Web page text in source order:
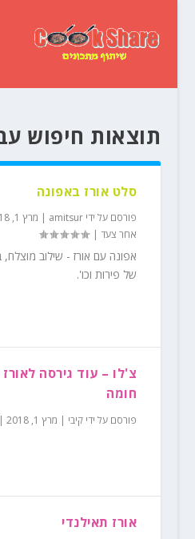
תוצאות חיפוש
סלט אורז באפונה
פורסם על ידי amitsur
| מרץ 1, 2018
אחר צעד|
אפונה עם אורז - שילוב
של פירות וכו'.
צ'לו – עוד גירסה
חומה
פורסם על ידי קיבי | מרץ 1, 2018 |
אורז תאילנדי